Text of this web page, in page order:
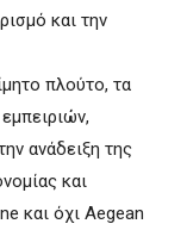
και την
πλούτο, τα
ανάδειξη της
και
και όχι Aegean